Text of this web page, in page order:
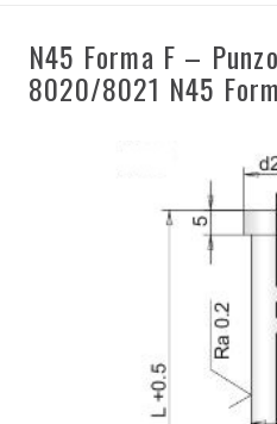
N45 Forma F –
8020/8021 N45